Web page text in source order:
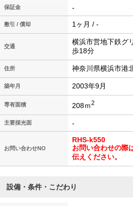
保証金 -
敷引 / 償却 1ヶ月 / -
交通
横浜市営地下鉄グ
歩18分
住所 神奈川県横浜市港
築年月 2003年9月
専有面積 208ｍ2
主要採光面 -
お問い合わせNO
RHS-k550
お問い合わせの際
伝えください。
設備・条件・こだわり